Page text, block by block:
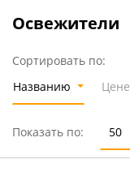
Освежители
Сортировать по:
Названию
Цене
Показать по: 50